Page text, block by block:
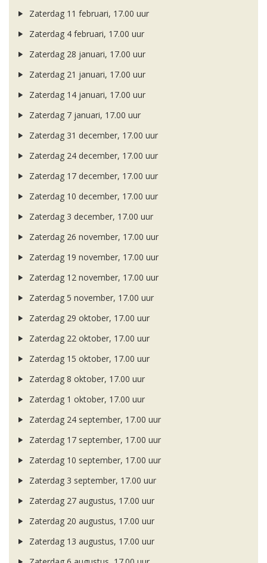
Zaterdag 11 februari, 17.00 uur
Zaterdag 4 februari, 17.00 uur
Zaterdag 28 januari, 17.00 uur
Zaterdag 21 januari, 17.00 uur
Zaterdag 14 januari, 17.00 uur
Zaterdag 7 januari, 17.00 uur
Zaterdag 31 december, 17.00 uur
Zaterdag 24 december, 17.00 uur
Zaterdag 17 december, 17.00 uur
Zaterdag 10 december, 17.00 uur
Zaterdag 3 december, 17.00 uur
Zaterdag 26 november, 17.00 uur
Zaterdag 19 november, 17.00 uur
Zaterdag 12 november, 17.00 uur
Zaterdag 5 november, 17.00 uur
Zaterdag 29 oktober, 17.00 uur
Zaterdag 22 oktober, 17.00 uur
Zaterdag 15 oktober, 17.00 uur
Zaterdag 8 oktober, 17.00 uur
Zaterdag 1 oktober, 17.00 uur
Zaterdag 24 september, 17.00 uur
Zaterdag 17 september, 17.00 uur
Zaterdag 10 september, 17.00 uur
Zaterdag 3 september, 17.00 uur
Zaterdag 27 augustus, 17.00 uur
Zaterdag 20 augustus, 17.00 uur
Zaterdag 13 augustus, 17.00 uur